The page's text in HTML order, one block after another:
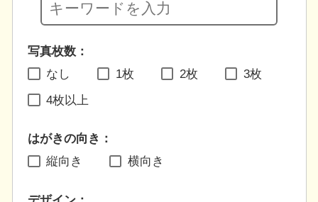
写真枚数：
なし
1枚 2枚 3枚
4枚以上
はがきの向き：
縦向き
横向き